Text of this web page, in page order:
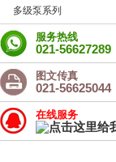
多级泵系列
服务热线
021-56627289
图文传真
021-56625044
在线服务